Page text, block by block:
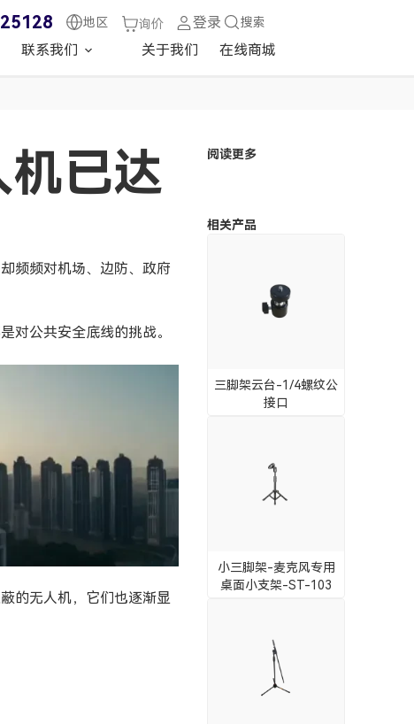
地区 询价 登录 搜索
联系我们 关于我们 在线商城
已达
频频对机场、边防、政府
对公共安全底线的挑战。
的无人机，它们也逐渐显
阅读更多
相关产品
三脚架云台-1/4螺纹公
接口
小三脚架-麦克风专用
桌面小支架-ST-103